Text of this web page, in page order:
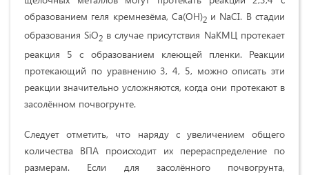
образованием геля кремнезёма, Ca(OH)2 и NaCI. В стадии
образования SiO2 в случае присутствия NaKMЦ протекает
реакция 5 с образованием клеющей пленки. Реакции
протекающий по уравнению 3, 4, 5, можно описать эти
реакции значительно усложняются, когда они протекают в
засолённом почвогрунте.
Следует отметить, что наряду с увеличением общего
количества ВПА происходит их перераспределение по
размерам. Если для засолённого почвогрунта,